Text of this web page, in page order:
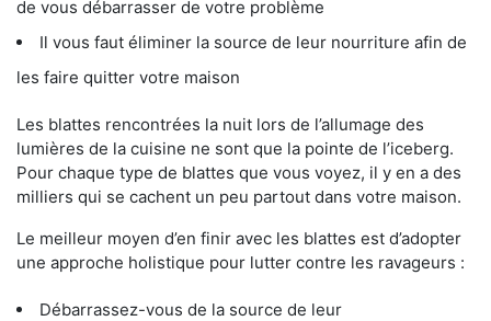
de vous débarrasser de votre problème
Il vous faut éliminer la source de leur nourriture afin de
les faire quitter votre maison
Les blattes rencontrées la nuit lors de l’allumage des
lumières de la cuisine ne sont que la pointe de l’iceberg.
Pour chaque type de blattes que vous voyez, il y en a des
milliers qui se cachent un peu partout dans votre maison.
Le meilleur moyen d’en finir avec les blattes est d’adopter
une approche holistique pour lutter contre les ravageurs :
Débarrassez-vous de la source de leur